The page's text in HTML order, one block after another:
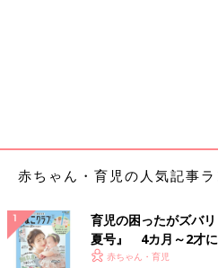
赤ちゃん・育児の人気記事
育児の困ったがズバ
夏号』 4カ月～2才に
いっぱい！
赤ちゃん・育児